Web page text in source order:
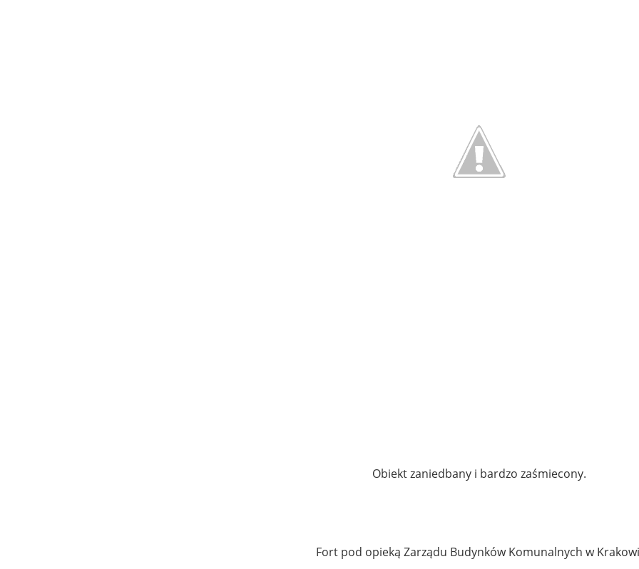
Obiekt zaniedbany i bardzo zaśmiecony.
Fort pod opieką Zarządu Budynków Komunalnych w